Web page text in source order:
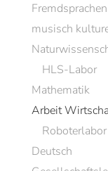
Fremdsprachen
musisch
HLS-Labor
Mathematik
Arbeit
Roboterlabor
Deutsch